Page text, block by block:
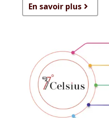
En savoir plus